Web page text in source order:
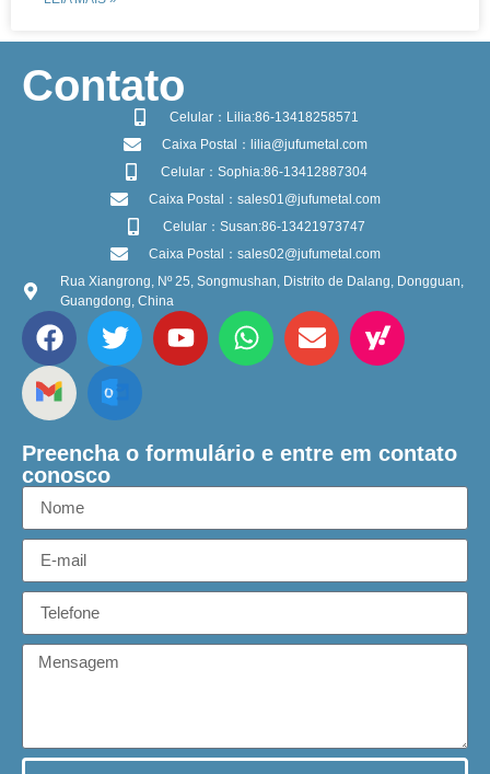
​Contato
Celular：Lilia:86-13418258571
Caixa Postal：lilia@jufumetal.com
Celular：Sophia:86-13412887304
Caixa Postal：sales01@jufumetal.com
Celular：Susan:86-13421973747
Caixa Postal：sales02@jufumetal.com
Rua Xiangrong, Nº 25, Songmushan, Distrito de Dalang, Dongguan,
Guangdong, China
Preencha o formulário e entre em contato
conosco